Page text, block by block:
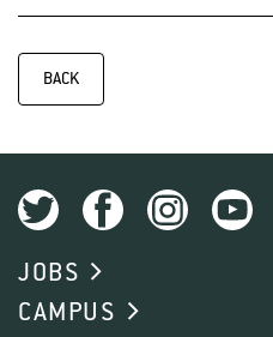
BACK
JOBS
CAMPUS